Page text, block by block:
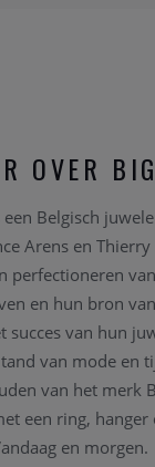
OVER
een Belgisch
Arens en
perfectioneren
en hun bron
succes van hun
van mode en
van het merk
een ring,
en morgen.